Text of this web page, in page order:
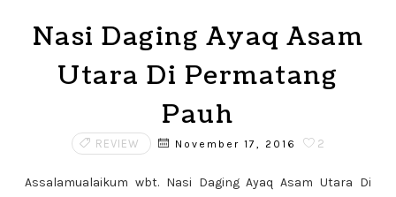
Nasi Daging Ayaq Asam
Utara Di Permatang
Pauh
REVIEW November 17, 2016 2
Assalamualaikum wbt. Nasi Daging Ayaq Asam Utara Di